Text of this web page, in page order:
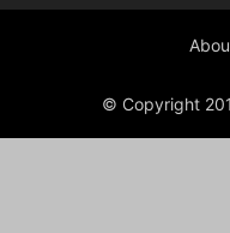
© Copyright